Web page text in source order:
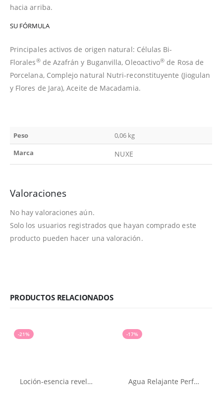
hacia arriba.
SU FÓRMULA
Principales activos de origen natural: Células Bi-
Florales®de Azafrán y Buganvilla, Oleoactivo® de Rosa de
Porcelana, Complejo natural Nutri-reconstituyente (Jiogulan
y Flores de Jara), Aceite de Macadamia.
Peso
0,06 kg
Marca
NUXE
Valoraciones
No hay valoraciones aún.
Solo los usuarios registrados que hayan comprado este
producto pueden hacer una valoración.
PRODUCTOS RELACIONADOS
-21%
Loción-esencia reveladora de belleza Aquabella®
-17%
Agua Relajante Perfumada NUXE body 100ml